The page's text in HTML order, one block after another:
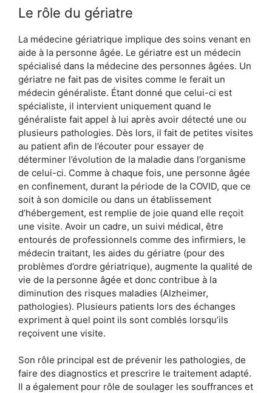
Le rôle du gériatre
La médecine gériatrique implique des soins venant en
aide à la personne âgée. Le gériatre est un médecin
spécialisé dans la médecine des personnes âgées. Un
gériatre ne fait pas de visites comme le ferait un
médecin généraliste. Étant donné que celui-ci est
spécialiste, il intervient uniquement quand le
généraliste fait appel à lui après avoir détecté une ou
plusieurs pathologies. Dès lors, il fait de petites visites
au patient afin de l’écouter pour essayer de
déterminer l’évolution de la maladie dans l’organisme
de celui-ci. Comme à chaque fois, une personne âgée
en confinement, durant la période de la COVID, que ce
soit à son domicile ou dans un établissement
d’hébergement, est remplie de joie quand elle reçoit
une visite. Avoir un cadre, un suivi médical, être
entourés de professionnels comme des infirmiers, le
médecin traitant, les aides du gériatre (pour des
problèmes d’ordre gériatrique), augmente la qualité de
vie de la personne âgée et donc contribue à la
diminution des risques maladies (Alzheimer,
pathologies). Plusieurs patients lors des échanges
expriment à quel point ils sont comblés lorsqu’ils
reçoivent une visite.
Son rôle principal est de prévenir les pathologies, de
faire des diagnostics et prescrire le traitement adapté.
Il a également pour rôle de soulager les souffrances et